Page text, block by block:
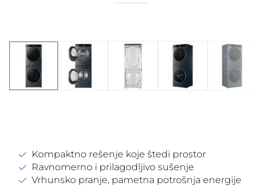
Kompaktno rešenje koje štedi prostor
Ravnomerno i prilagodljivo sušenje
Vrhunsko pranje, pametna potrošnja energije